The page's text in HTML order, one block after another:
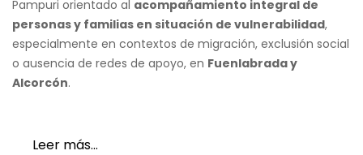
Pampuri orientado al acompañamiento integral de
personas y familias en situación de vulnerabilidad,
especialmente en contextos de migración, exclusión social
o ausencia de redes de apoyo, en Fuenlabrada y
Alcorcón.
Leer más…